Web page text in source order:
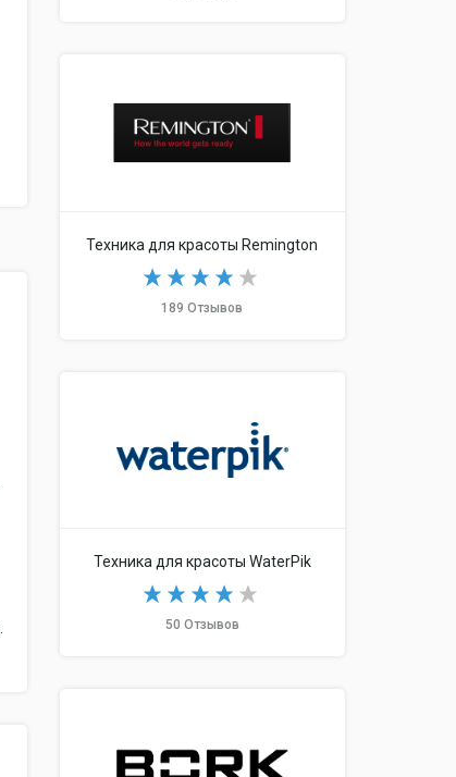
Техника для красоты Remington
189 Отзывов
Техника для красоты WaterPik
50 Отзывов